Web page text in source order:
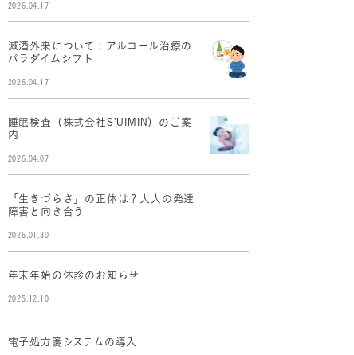
2026.04.17
減酒外来について：アルコール治療の
パラダイムシフト
2026.04.17
睡眠検査（株式会社S’UIMIN）のご案
内
2026.04.07
「生きづらさ」の正体は？大人の発達
障害と向き合う
2026.01.30
年末年始の休診のお知らせ
2025.12.10
電子処方箋システムの導入